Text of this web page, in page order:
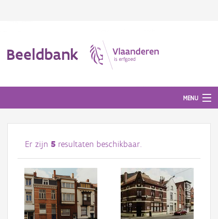
Beeldbank
MENU
Afbeeldingen
#BeeldIndeKijker
Hergebruik
Over ons
Er zijn 5 resultaten beschikbaar.